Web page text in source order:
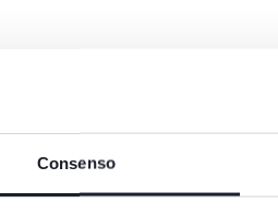
Consenso